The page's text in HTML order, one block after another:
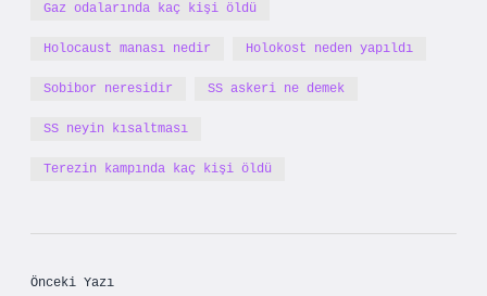
Gaz odalarında kaç kişi öldü
Holocaust manası nedir Holokost neden yapıldı
Sobibor neresidir SS askeri ne demek
SS neyin kısaltması
Terezin kampında kaç kişi öldü
Önceki Yazı